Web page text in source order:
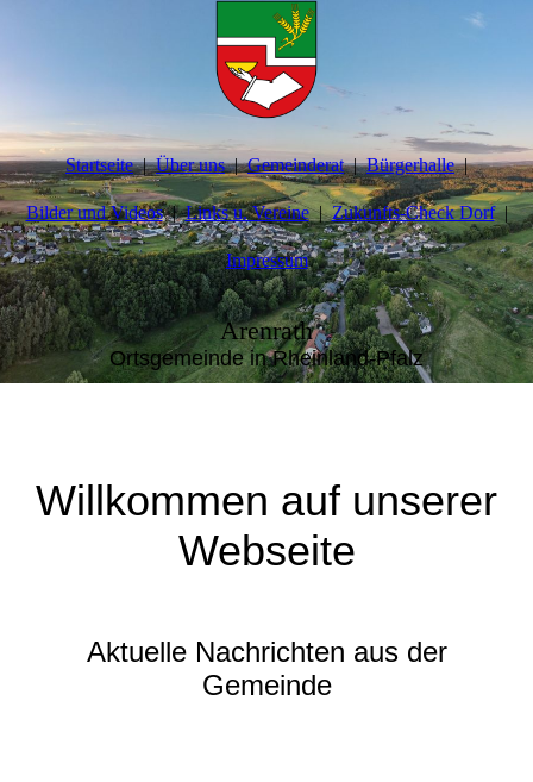
Startseite Über uns Gemeinderat Bürgerhalle
Bilder und Videos Links u. Vereine Zukunfts-Check Dorf
Impressum
Arenrath
Ortsgemeinde in Rheinland-Pfalz
Willkommen auf unserer
Webseite
Aktuelle Nachrichten aus der
Gemeinde